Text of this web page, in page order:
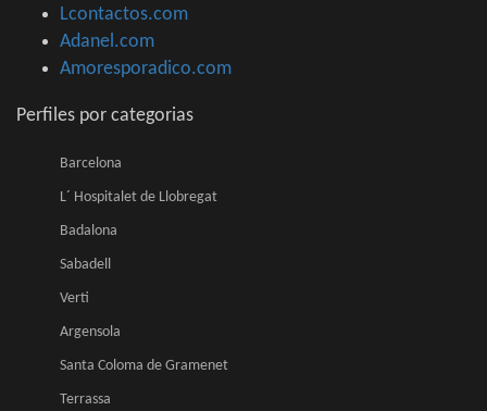
Lcontactos.com
Adanel.com
Amoresporadico.com
Perfiles por categorias
Barcelona
L´ Hospitalet de Llobregat
Badalona
Sabadell
Verti
Argensola
Santa Coloma de Gramenet
Terrassa